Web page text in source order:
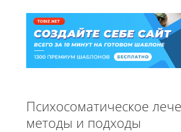
Психосоматическое
методы и подходы